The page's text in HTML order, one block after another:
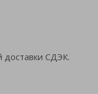
доставки СДЭК.